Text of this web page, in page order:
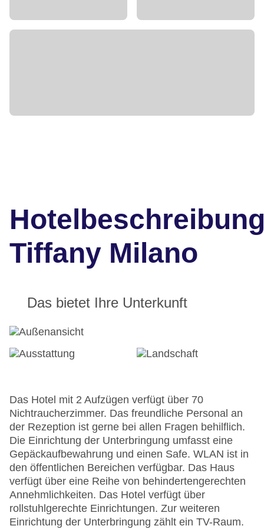
Tiffany Milano
Das bietet Ihre Unterkunft
Das Hotel mit 2 Aufzügen verfügt über 70
Nichtraucherzimmer. Das freundliche Personal an
der Rezeption ist gerne bei allen Fragen behilflich.
Die Einrichtung der Unterbringung umfasst eine
Gepäckaufbewahrung und einen Safe. WLAN ist in
den öffentlichen Bereichen verfügbar. Das Haus
verfügt über eine Reihe von behindertengerechten
Annehmlichkeiten. Das Hotel verfügt über
rollstuhlgerechte Einrichtungen. Zur weiteren
Einrichtung der Unterbringung zählt ein TV-Raum.